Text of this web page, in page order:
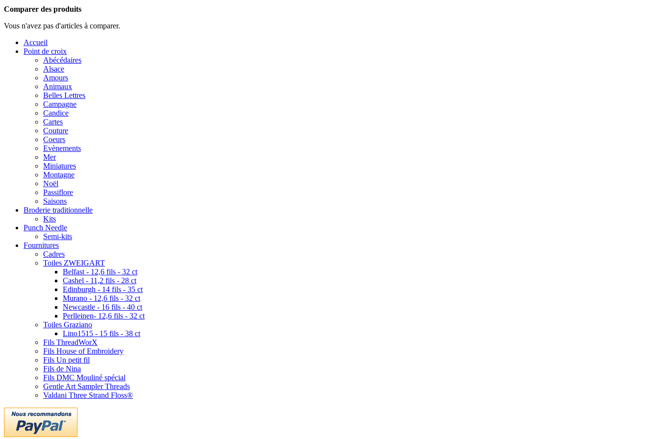
Comparer des produits
Vous n'avez pas d'articles à comparer.
Accueil
Point de croix
Abécédaires
Alsace
Amours
Animaux
Belles Lettres
Campagne
Candice
Cartes
Couture
Coeurs
Evènements
Mer
Miniatures
Montagne
Noël
Passiflore
Saisons
Broderie traditionnelle
Kits
Punch Needle
Semi-kits
Fournitures
Cadres
Toiles ZWEIGART
Belfast - 12,6 fils - 32 ct
Cashel - 11,2 fils - 28 ct
Edinburgh - 14 fils - 35 ct
Murano - 12,6 fils - 32 ct
Newcastle - 16 fils - 40 ct
Perlleinen- 12,6 fils - 32 ct
Toiles Graziano
Lino1515 - 15 fils - 38 ct
Fils ThreadWorX
Fils House of Embroidery
Fils Un petit fil
Fils de Nina
Fils DMC Mouliné spécial
Gentle Art Sampler Threads
Valdani Three Strand Floss®